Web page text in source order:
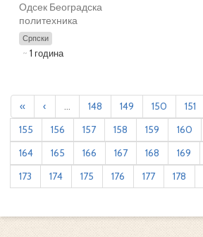
Одсек Београдска
политехника
Српски
1 година
« ‹ ... 148 149 150 151
155
156 157 158 159 160
164
165 166 167 168 169
173
174 175 176 177 178